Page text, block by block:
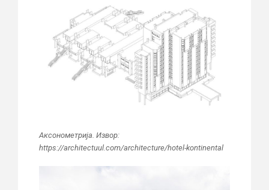
Аксонометрија. Извор:
https://architectuul.com/architecture/hotel-kontinental